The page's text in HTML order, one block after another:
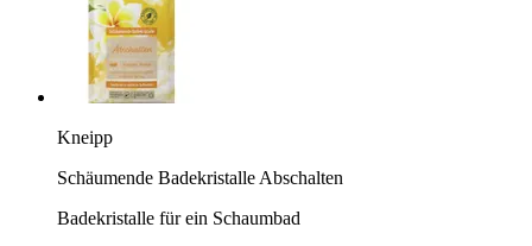
Kneipp
Schäumende Badekristalle Abschalten
Badekristalle für ein Schaumbad